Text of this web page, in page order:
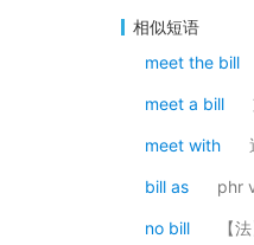
相似短语
meet the bill
meet a bill
meet with
bill as phr
no bill 【